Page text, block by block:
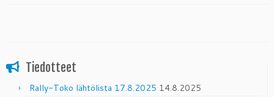
Tiedotteet
Rally-Toko lähtölista 17.8.2025 14.8.2025